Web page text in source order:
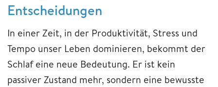
Entscheidungen
In einer Zeit, in der Produktivität, Stress und
Tempo unser Leben dominieren, bekommt der
Schlaf eine neue Bedeutung. Er ist kein
passiver Zustand mehr, sondern eine bewusste